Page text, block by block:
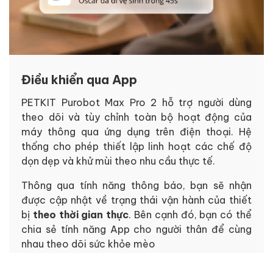
Điều khiển qua App
PETKIT Purobot Max Pro 2 hỗ trợ người dùng
theo dõi và tùy chỉnh toàn bộ hoạt động của
máy thông qua ứng dụng trên điện thoại. Hệ
thống cho phép thiết lập linh hoạt các chế độ
dọn dẹp và khử mùi theo nhu cầu thực tế.
Thông qua tính năng thông báo, bạn sẽ nhận
được cập nhật về trạng thái vận hành của thiết
bị theo thời gian thực . Bên cạnh đó, bạn có thể
chia sẻ tính năng App cho người thân để cùng
nhau theo dõi sức khỏe mèo